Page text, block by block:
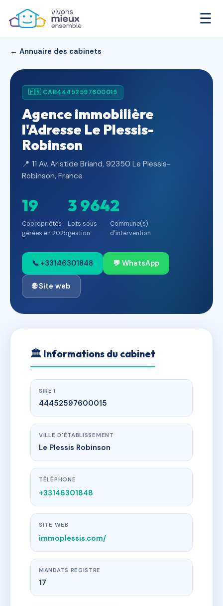
☰
← Annuaire des cabinets
🇫🇷 CAB44452597600015
Agence immobilière
l'Adresse Le Plessis-
Robinson
📍 11 Av. Aristide Briand, 92350 Le Plessis-
Robinson, France
19
Copropriétés
gérées en 2025
3 964
Lots sous
gestion
2
Commune(s)
d'intervention
📞 +33146301848 💬 WhatsApp
🌐 Site web
🏛 Informations du cabinet
SIRET
44452597600015
VILLE D'ÉTABLISSEMENT
Le Plessis Robinson
TÉLÉPHONE
+33146301848
SITE WEB
immoplessis.com/
MANDATS REGISTRE
17